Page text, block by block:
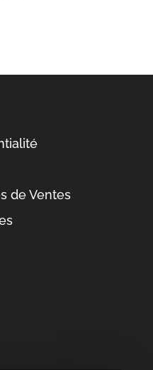
de Ventes